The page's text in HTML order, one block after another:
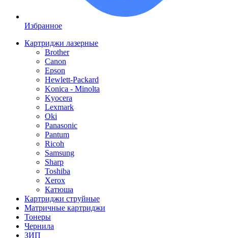
Избранное
Картриджи лазерные
Brother
Canon
Epson
Hewlett-Packard
Konica - Minolta
Kyocera
Lexmark
Oki
Panasonic
Pantum
Ricoh
Samsung
Sharp
Toshiba
Xerox
Катюша
Картриджи струйные
Матричные картриджи
Тонеры
Чернила
ЗИП